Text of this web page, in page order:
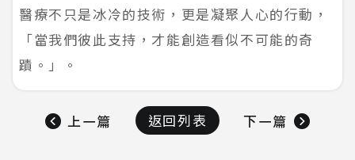
醫療不只是冰冷的技術，更是凝聚人心的行動，
「當我們彼此支持，才能創造看似不可能的奇
蹟。」。
上一篇 返回列表 下一篇